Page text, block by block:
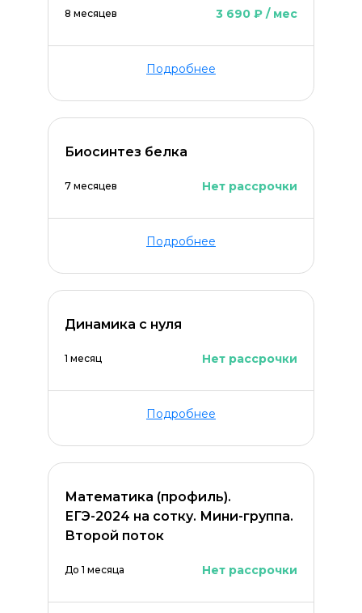
8 месяцев 3 690 ₽ / мес
Подробнее
Биосинтез белка
7 месяцев Нет рассрочки
Подробнее
Динамика с нуля
1 месяц Нет рассрочки
Подробнее
Математика (профиль).
ЕГЭ-2024 на сотку. Мини-группа.
Второй поток
До 1 месяца Нет рассрочки